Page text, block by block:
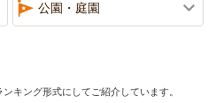
公園・庭園
キング形式にしてご紹介しています。